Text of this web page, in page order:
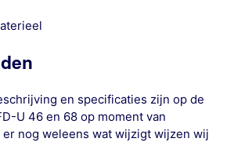
en specificaties zijn op de
U 46 en 68 op moment van
er nog weleens wat wijzigt wijzen wij